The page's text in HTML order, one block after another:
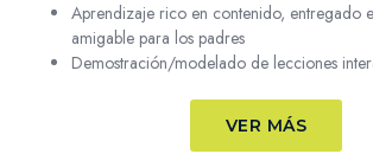
Aprendizaje rico en contenido, entregado
amigable para los padres
Demostración/modelado de lecciones
VER MÁS